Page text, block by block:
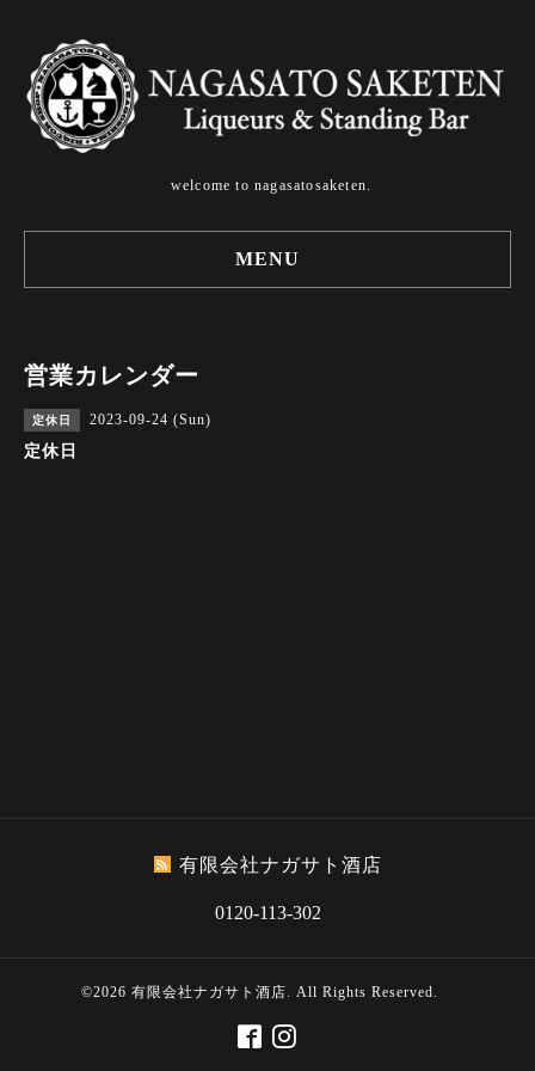
welcome to nagasatosaketen.
MENU
営業カレンダー
定休日 2023-09-24 (Sun)
定休日
有限会社ナガサト酒店
0120-113-302
©2026 有限会社ナガサト酒店. All Rights Reserved.